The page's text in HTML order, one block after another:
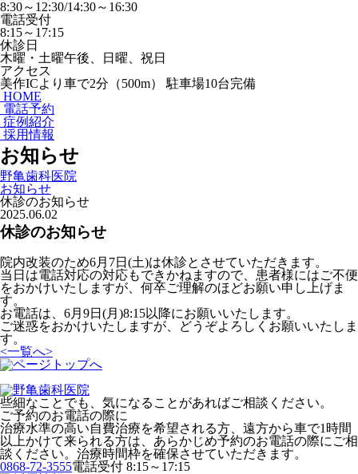
8:30～12:30/14:30～16:30
電話受付
8:15～17:15
休診日
木曜・土曜午後、日曜、祝日
アクセス
美作ICより車で2分（500m） 駐車場10台完備
HOME
電話予約
症例紹介
採用情報
お知らせ
野亀歯科医院
お知らせ
休診のお知らせ
2025.06.02
休診のお知らせ
院内改装のため6月7日(土)は休診とさせていただきます。
当日は電話対応の対応もできかねますので、患者様にはご不便
をおかけいたしますが、何卒ご理解のほどお願い申し上げま
す。
お電話は、6月9日(月)8:15以降にお願いいたします。
ご迷惑をおかけいたしますが、どうぞよろしくお願いいたしま
す。
<一覧へ>
些細なことでも、気になることがあればご相談ください。
ご予約のお電話の際に
治療水準の高い自費治療を希望される方、遠方から車で1時間
以上かけて来られる方は、あらかじめ予約のお電話の際にご相
談ください。治療時間枠を確保させていただきます。
0868-72-3555電話受付 8:15～17:15